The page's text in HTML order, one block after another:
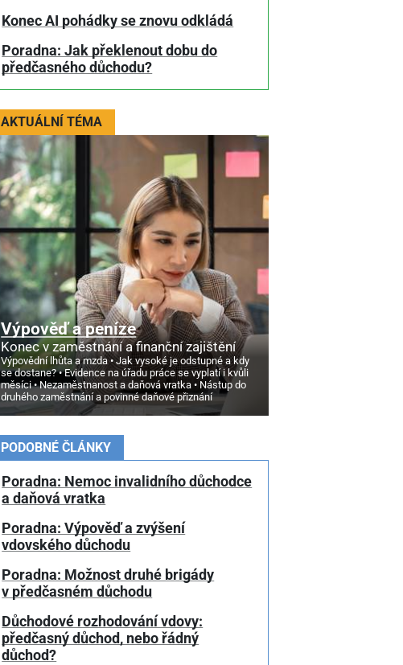
Konec AI pohádky se znovu odkládá
Poradna: Jak překlenout dobu do
předčasného důchodu?
AKTUÁLNÍ TÉMA
Výpověď a peníze
Konec v zaměstnání a finanční zajištění
Výpovědní lhůta a mzda
Jak vysoké je odstupné a kdy
se dostane?
Evidence na úřadu práce se vyplatí i kvůli
měsíci
Nezaměstnanost a daňová vratka
Nástup do
druhého zaměstnání a povinné daňové přiznání
PODOBNÉ ČLÁNKY
Poradna: Nemoc invalidního důchodce
a daňová vratka
Poradna: Výpověď a zvýšení
vdovského důchodu
Poradna: Možnost druhé brigády
v předčasném důchodu
Důchodové rozhodování vdovy:
předčasný důchod, nebo řádný
důchod?